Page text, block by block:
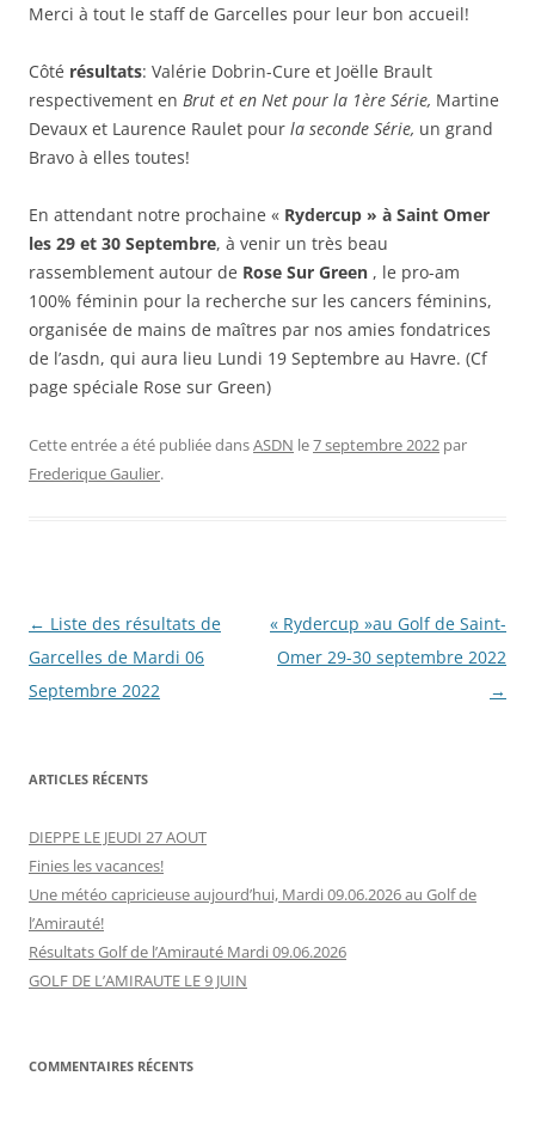
Merci à tout le staff de Garcelles pour leur bon accueil!
Côté résultats: Valérie Dobrin-Cure et Joëlle Brault
respectivement en Brut et en Net pour la 1ère Série, Martine
Devaux et Laurence Raulet pour la seconde Série, un grand
Bravo à elles toutes!
En attendant notre prochaine « Rydercup » à Saint Omer
les 29 et 30 Septembre, à venir un très beau
rassemblement autour de Rose Sur Green , le pro-am
100% féminin pour la recherche sur les cancers féminins,
organisée de mains de maîtres par nos amies fondatrices
de l’asdn, qui aura lieu Lundi 19 Septembre au Havre. (Cf
page spéciale Rose sur Green)
Cette entrée a été publiée dansASDN le7 septembre 2022 par
Frederique Gaulier.
Navigation
des
articles
← Liste des résultats de
Garcelles de Mardi 06
Septembre 2022
« Rydercup »au Golf de Saint-
Omer 29-30 septembre 2022
→
ARTICLES RÉCENTS
DIEPPE LE JEUDI 27 AOUT
Finies les vacances!
Une météo capricieuse aujourd’hui, Mardi 09.06.2026 au Golf de
l’Amirauté!
Résultats Golf de l’Amirauté Mardi 09.06.2026
GOLF DE L’AMIRAUTE LE 9 JUIN
COMMENTAIRES RÉCENTS